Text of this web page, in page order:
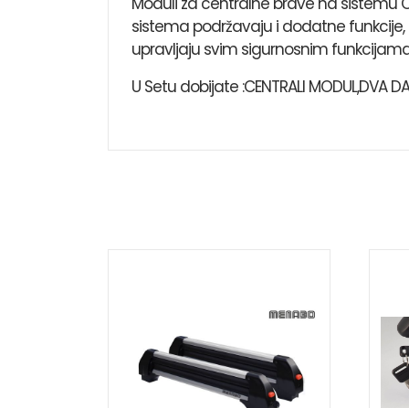
sistema podržavaju i dodatne
upravljaju svim sigurnosnim
U Setu dobijate :CENTRALI MODUL,DVA